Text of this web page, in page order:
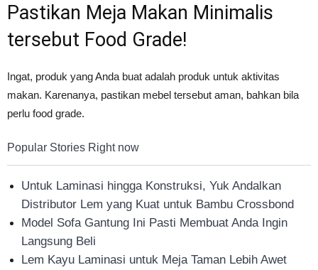
Pastikan Meja Makan Minimalis
tersebut Food Grade!
Ingat, produk yang Anda buat adalah produk untuk aktivitas
makan. Karenanya, pastikan mebel tersebut aman, bahkan bila
perlu food grade.
Popular Stories Right now
Untuk Laminasi hingga Konstruksi, Yuk Andalkan
Distributor Lem yang Kuat untuk Bambu Crossbond
Model Sofa Gantung Ini Pasti Membuat Anda Ingin
Langsung Beli
Lem Kayu Laminasi untuk Meja Taman Lebih Awet